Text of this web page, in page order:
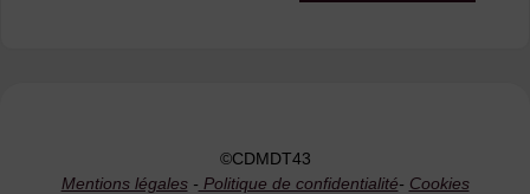
©CDMDT43
Mentions légales- Politique de confidentialité- Cookies